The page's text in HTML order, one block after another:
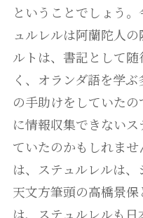
ということでしょう
ュルレルは阿蘭陀人
ルトは、書記として
く、オランダ語を学
の手助けをしていた
に情報収集できない
ていたのかもしれま
は、ステュルレルは、
天文方筆頭の高橋景
は、ステュルレルも